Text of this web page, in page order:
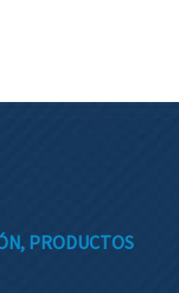
PRODUCTOS